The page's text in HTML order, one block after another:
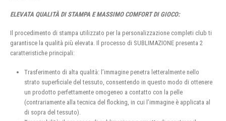
ELEVATA QUALITÀ DI STAMPA E MASSIMO COMFORT DI GIOCO:
Il procedimento di stampa utilizzato per la personalizzazione completi club ti
garantisce la qualità più elevata. Il processo di SUBLIMAZIONE presenta 2
caratteristiche principali:
Trasferimento di alta qualità: l’immagine penetra letteralmente nello
strato superficiale del tessuto, consentendo in questo modo di ottenere
un prodotto perfettamente omogeneo a contatto con la pelle
(contrariamente alla tecnica del flocking, in cui l’immagine è applicata al
di sopra del tessuto).